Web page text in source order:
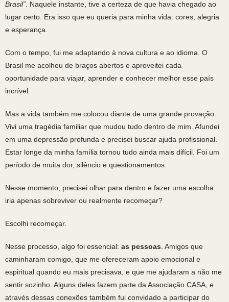
Brasil” . Naquele instante, tive a certeza de que havia chegado ao
lugar certo. Era isso que eu queria para minha vida: cores, alegria
e esperança.
Com o tempo, fui me adaptando à nova cultura e ao idioma. O
Brasil me acolheu de braços abertos e aproveitei cada
oportunidade para viajar, aprender e conhecer melhor esse país
incrível.
Mas a vida também me colocou diante de uma grande provação.
Vivi uma tragédia familiar que mudou tudo dentro de mim. Afundei
em uma depressão profunda e precisei buscar ajuda profissional.
Estar longe da minha família tornou tudo ainda mais difícil. Foi um
período de muita dor, silêncio e questionamentos.
Nesse momento, precisei olhar para dentro e fazer uma escolha:
iria apenas sobreviver ou realmente recomeçar?
Escolhi recomeçar.
Nesse processo, algo foi essencial: as pessoas . Amigos que
caminharam comigo, que me ofereceram apoio emocional e
espiritual quando eu mais precisava, e que me ajudaram a não me
sentir sozinho. Alguns deles fazem parte da Associação CASA, e
através dessas conexões também fui convidado a participar do